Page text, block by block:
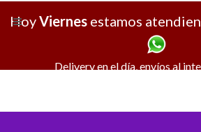
HoyViernesestamos
Delivery en el día, envíos al